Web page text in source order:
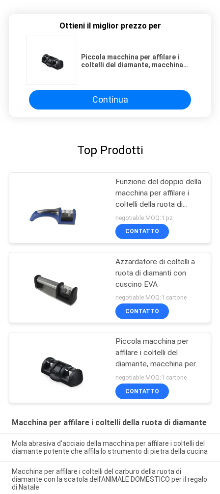
Ottieni il miglior prezzo per
Piccola macchina per affilare i
coltelli del diamante, macchina
Continua
Top Prodotti
Funzione del doppio della
macchina per affilare i
coltelli della ruota di
diamante di Poupular con
approvato dalla FDA
negotiable MOQ:1 pz
CONTATTO
Azzardatore di coltelli a
ruota di diamanti con
cuscino EVA
negotiable MOQ:1 cartone
CONTATTO
Piccola macchina per
affilare i coltelli del
diamante, macchina per
affilare i coltelli di caccia
per i coltelli di tasca
negotiable MOQ:1 cartone
CONTATTO
Macchina per affilare i coltelli della ruota di diamante
Mola abrasiva d'acciaio della macchina per affilare i coltelli del
diamante potente che affila lo strumento di pietra della cucina
Macchina per affilare i coltelli del carburo della ruota di
diamante con la scatola dell'ANIMALE DOMESTICO per il regalo
di Natale